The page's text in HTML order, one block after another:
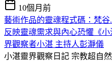
10個月前
藝術作品的靈魂程式碼：梵
反映靈魂需求與內心恐懼《
界觀察者小湛 主持人彭瀞儀
小湛靈界觀察日記 宗教超自然